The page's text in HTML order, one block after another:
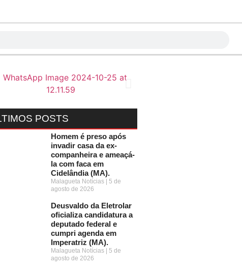
POSTS
Homem é preso após
invadir casa da ex-
companheira e ameaçá-
la com faca em
Cidelândia (MA).
Malagueta Notícias
5 de
agosto de 2026
Deusvaldo da Eletrolar
oficializa candidatura a
deputado federal e
cumpri agenda em
Imperatriz (MA).
Malagueta Notícias
5 de
agosto de 2026